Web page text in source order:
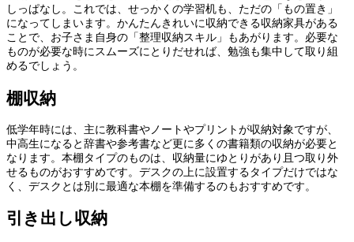
しっぱなし。これでは、せっかくの学習机も、ただの「もの置き」
になってしまいます。かんたんきれいに収納できる収納家具がある
ことで、お子さま自身の「整理収納スキル」もあがります。必要な
ものが必要な時にスムーズにとりだせれば、勉強も集中して取り組
めるでしょう。
棚収納
低学年時には、主に教科書やノートやプリントが収納対象ですが、
中高生になると辞書や参考書など更に多くの書籍類の収納が必要と
なります。本棚タイプのものは、収納量にゆとりがあり且つ取り外
せるものがおすすめです。デスクの上に設置するタイプだけではな
く、デスクとは別に最適な本棚を準備するのもおすすめです。
引き出し収納